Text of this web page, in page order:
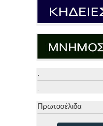
.
.
Πρωτοσέλιδα